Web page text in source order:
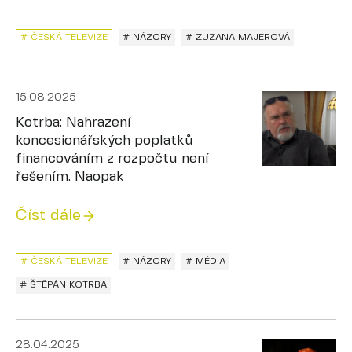
# NÁZORY
# ČESKÁ TELEVIZE # ZUZANA MAJEROVÁ
15.08.2025
Kotrba: Nahrazení
koncesionářských poplatků
financováním z rozpočtu není
řešením. Naopak
Číst dále
# NÁZORY
# ČESKÁ TELEVIZE # MÉDIA
# ŠTĚPÁN KOTRBA
28.04.2025